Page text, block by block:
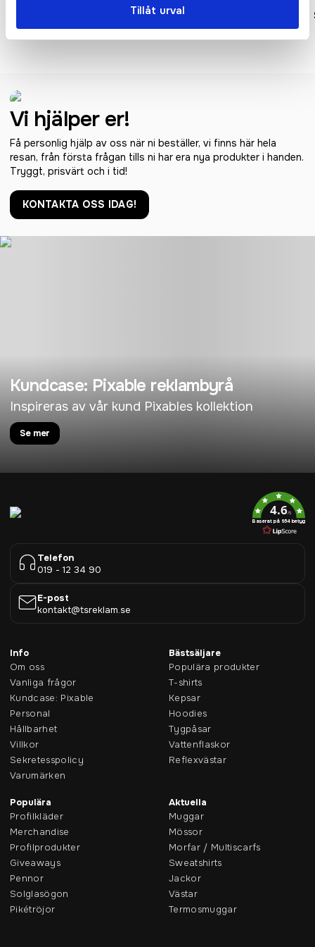
Tillåt urval
Anchorage konferensväska
11L
Orlando konferensväska 3L
Vi hjälper er!
Få personlig hjälp av oss när ni beställer, vi finns här hela
resan, från första frågan tills ni har era nya produkter i handen.
Tryggt, prisvärt och i tid!
KONTAKTA OSS IDAG!
Kundcase: Pixable reklambyrå
Inspireras av vår kund Pixables kollektion
Se mer
4.6/5
Baserat på 954 betyg
Telefon
019 - 12 34 90
E-post
kontakt@tsreklam.se
Info
Om oss
Vanliga frågor
Kundcase: Pixable
Personal
Hållbarhet
Villkor
Sekretesspolicy
Varumärken
Bästsäljare
Populära produkter
T-shirts
Kepsar
Hoodies
Tygpåsar
Vattenflaskor
Reflexvästar
Populära
Profilkläder
Merchandise
Profilprodukter
Giveaways
Pennor
Solglasögon
Pikétröjor
Aktuella
Muggar
Mössor
Morfar / Multiscarfs
Sweatshirts
Jackor
Västar
Termosmuggar